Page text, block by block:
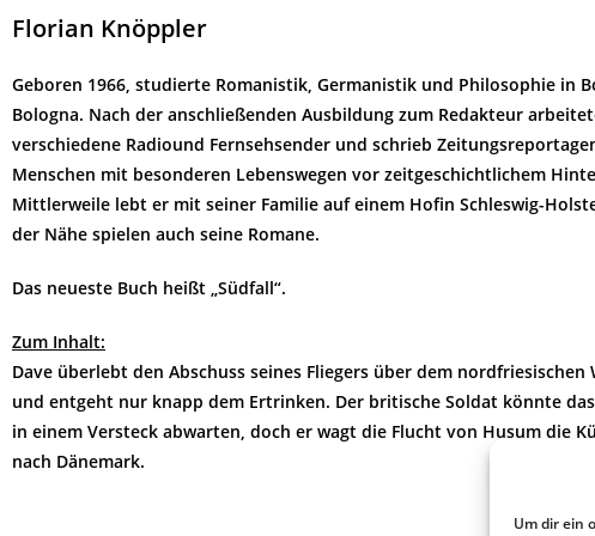
Um dir ein
Florian Knöppler
Geboren 1966, studierte Romanistik, Germanistik und Philosophie in
Bologna. Nach der anschließenden Ausbildung zum Redakteur
verschiedene Radio­und Fernsehsender und schrieb
Menschen mit besonderen Lebenswegen vor zeitgeschichtlichem
Mittlerweile lebt er mit seiner Familie auf einem Hofin Schleswig-
der Nähe spielen auch seine Romane.
Das neueste Buch heißt „Südfall“.
Zum Inhalt:
Dave überlebt den Abschuss seines Fliegers über dem nordfriesischen
und entgeht nur knapp dem Ertrinken. Der britische Soldat könnte
in einem Versteck abwarten, doch er wagt die Flucht von Husum die
nach Dänemark.